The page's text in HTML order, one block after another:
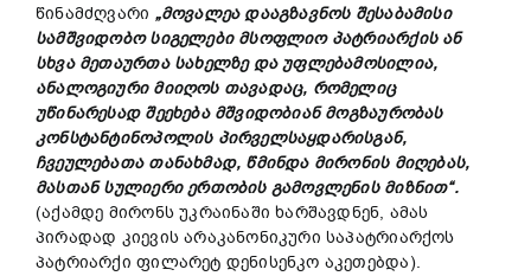
წინამძღვარი „მოვალეა დააგზავნოს შესაბამისი
სამშვიდობო სიგელები მსოფლიო პატრიარქის ან
სხვა მეთაურთა სახელზე და უფლებამოსილია,
ანალოგიური მიიღოს თავადაც, რომელიც
უწინარესად შეეხება მშვიდობიან მოგზაურობას
კონსტანტინოპოლის პირველსაყდარისგან,
ჩვეულებათა თანახმად, წმინდა მირონის მიღებას,
მასთან სულიერი ერთობის გამოვლენის მიზნით“.
(აქამდე მირონს უკრაინაში ხარშავდნენ, ამას
პირადად კიევის არაკანონიკური საპატრიარქოს
პატრიარქი ფილარეტ დენისენკო აკეთებდა).